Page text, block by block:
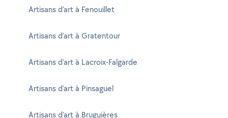
Artisans d'art à Fenouillet
Artisans d'art à Gratentour
Artisans d'art à Lacroix-Falgarde
Artisans d'art à Pinsaguel
Artisans d'art à Bruguières